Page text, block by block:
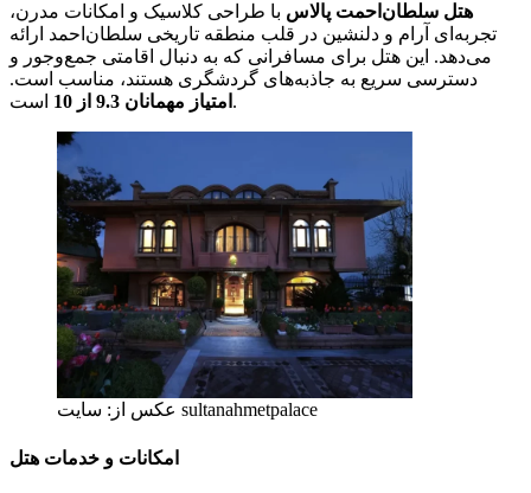
هتل سلطان‌احمت پالاس با طراحی کلاسیک و امکانات مدرن،
تجربه‌ای آرام و دلنشین در قلب منطقه تاریخی سلطان‌احمد ارائه
می‌دهد. این هتل برای مسافرانی که به دنبال اقامتی جمع‌وجور و
دسترسی سریع به جاذبه‌های گردشگری هستند، مناسب است.
امتیاز مهمانان 9.3 از 10 است.
عکس از: سایت sultanahmetpalace
امکانات و خدمات هتل